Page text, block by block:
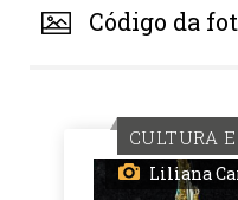
Código da
CULTURA
Liliana